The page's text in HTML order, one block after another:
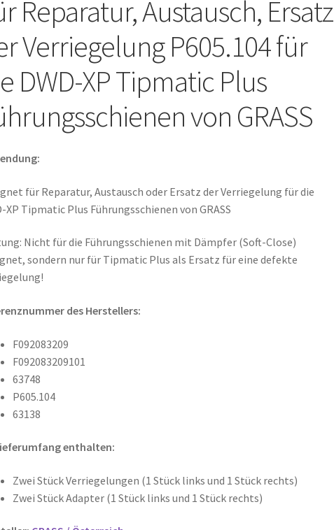
Reparatur, Austausch, Ersatz
Verriegelung P605.104 für
DWD-XP Tipmatic Plus
von GRASS
für Reparatur, Austausch oder Ersatz der Verriegelung für die
XP Tipmatic Plus Führungsschienen von GRASS
Nicht für die Führungsschienen mit Dämpfer (Soft-Close)
sondern nur für Tipmatic Plus als Ersatz für eine defekte
des Herstellers:
F092083209
F092083209101
63748
P605.104
63138
enthalten:
Zwei Stück Verriegelungen (1 Stück links und 1 Stück rechts)
Zwei Stück Adapter (1 Stück links und 1 Stück rechts)